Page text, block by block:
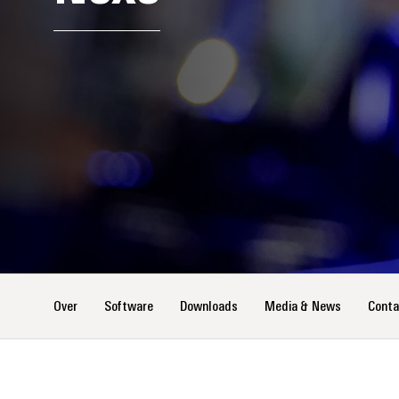
Over Software Downloads Media & News